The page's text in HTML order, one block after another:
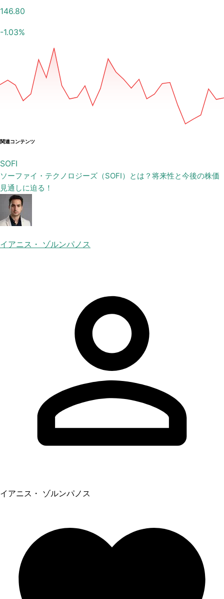
146.80
-1.03%
関連コンテンツ
SOFI
ソーファイ・テクノロジーズ（SOFI）とは？将来性と今後の株価
見通しに迫る！
イアニス・ ゾルンパノス
イアニス・ ゾルンパノス